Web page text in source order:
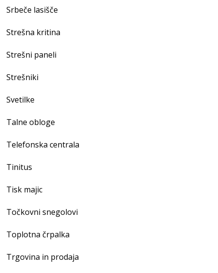
Srbeče lasišče
Strešna kritina
Strešni paneli
Strešniki
Svetilke
Talne obloge
Telefonska centrala
Tinitus
Tisk majic
Točkovni snegolovi
Toplotna črpalka
Trgovina in prodaja